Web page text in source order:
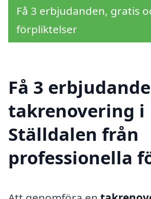
Få 3 erbjudanden, gratis
förpliktelser
Få 3
takrenovering i
Ställdalen från
professionella